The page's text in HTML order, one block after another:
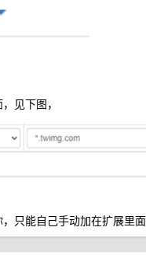
见下图，
只能自己手动加在扩展里面